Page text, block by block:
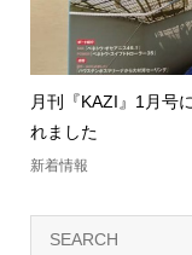
月刊『KAZI』1月号
れました
新着情報